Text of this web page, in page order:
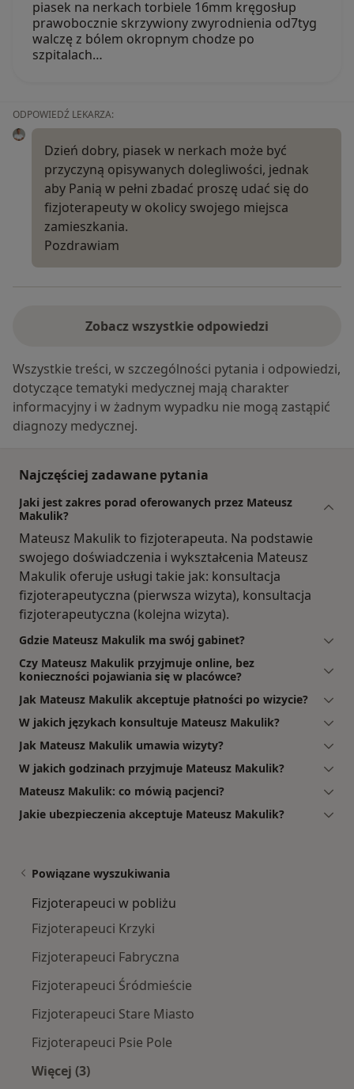
piasek na nerkach torbiele 16mm kręgosłup
prawobocznie skrzywiony zwyrodnienia od7tyg
walczę z bólem okropnym chodze po
szpitalach…
ODPOWIEDŹ LEKARZA:
Dzień dobry, piasek w nerkach może być
przyczyną opisywanych dolegliwości, jednak
aby Panią w pełni zbadać proszę udać się do
fizjoterapeuty w okolicy swojego miejsca
zamieszkania.
Pozdrawiam
Zobacz wszystkie odpowiedzi
Wszystkie treści, w szczególności pytania i odpowiedzi,
dotyczące tematyki medycznej mają charakter
informacyjny i w żadnym wypadku nie mogą zastąpić
diagnozy medycznej.
Najczęściej zadawane pytania
Jaki jest zakres porad oferowanych przez Mateusz
Makulik?
Mateusz Makulik to fizjoterapeuta. Na podstawie
swojego doświadczenia i wykształcenia Mateusz
Makulik oferuje usługi takie jak: konsultacja
fizjoterapeutyczna (pierwsza wizyta), konsultacja
fizjoterapeutyczna (kolejna wizyta).
Gdzie Mateusz Makulik ma swój gabinet?
Czy Mateusz Makulik przyjmuje online, bez
konieczności pojawiania się w placówce?
Jak Mateusz Makulik akceptuje płatności po wizycie?
W jakich językach konsultuje Mateusz Makulik?
Jak Mateusz Makulik umawia wizyty?
W jakich godzinach przyjmuje Mateusz Makulik?
Mateusz Makulik: co mówią pacjenci?
Jakie ubezpieczenia akceptuje Mateusz Makulik?
Powiązane wyszukiwania
Fizjoterapeuci w pobliżu
Fizjoterapeuci Krzyki
Fizjoterapeuci Fabryczna
Fizjoterapeuci Śródmieście
Fizjoterapeuci Stare Miasto
Fizjoterapeuci Psie Pole
Więcej (3)